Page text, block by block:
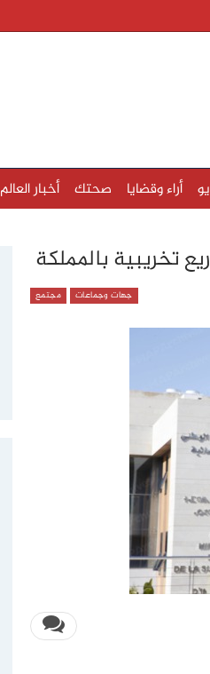
أراء وقضايا صحتك أخبار العالم
تخريبية بالمملكة
جهات وجماعات مجتمع